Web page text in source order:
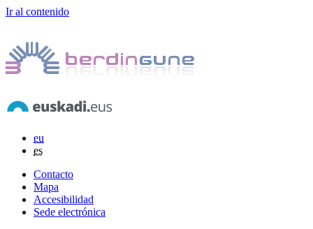
Ir al contenido
eu
es
Contacto
Mapa
Accesibilidad
Sede electrónica